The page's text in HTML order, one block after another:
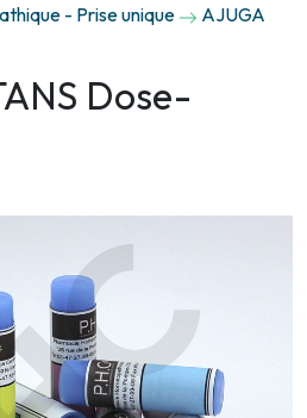
- Prise unique
AJUGA
Dose-